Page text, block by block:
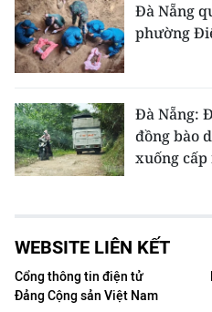
Đà Nẵng
phường
Đà Nẵng:
đồng bào
xuống
WEBSITE LIÊN KẾT
Cổng thông tin điện tử
Đảng Cộng sản Việt Nam